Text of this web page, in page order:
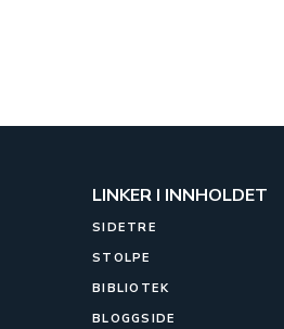
LINKER I INNHOLDET
SIDETRE
STOLPE
BIBLIOTEK
BLOGGSIDE